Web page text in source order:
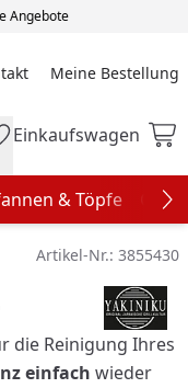
Angebote
Meine Bestellung
Meine Bestellung
Einkaufswagen
Einkaufswagen
& Töpfe
Artikel-Nr.: 3855430
die Reinigung Ihres
einfach wieder